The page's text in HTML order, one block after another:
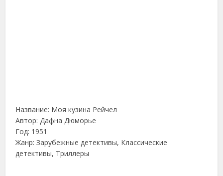
Название: Моя кузина Рейчел
Автор: Дафна Дюморье
Год: 1951
Жанр: Зарубежные детективы, Классические
детективы, Триллеры